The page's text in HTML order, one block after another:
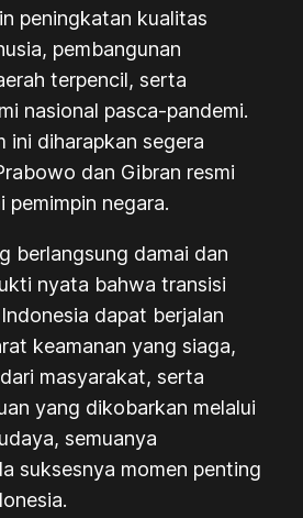
peningkatan kualitas
pembangunan
terpencil, serta
nasional pasca-pandemi.
ini diharapkan segera
dan Gibran resmi
pemimpin negara.
berlangsung damai dan
nyata bahwa transisi
dapat berjalan
keamanan yang siaga,
masyarakat, serta
yang dikobarkan melalui
semuanya
suksesnya momen penting